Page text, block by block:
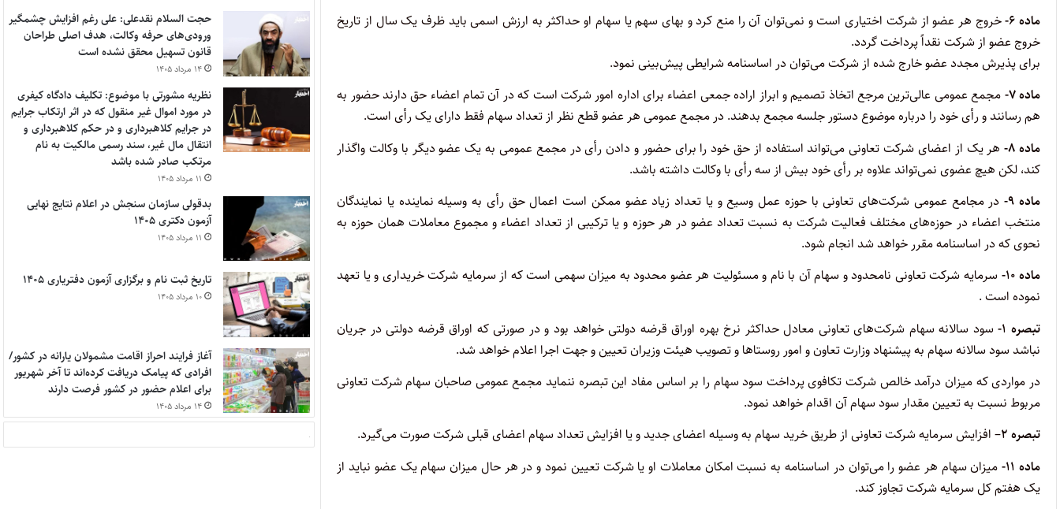
ماده ۶-
خروج هر عضو از شرکت اختیاری است و نمی‌توان آن را منع کرد و بهای سهم یا سهام او حداکثر به ارزش اسمی باید ظرف یک سال از ‌تاریخ
خروج عضو از شرکت نقداً پرداخت گردد.
‌برای پذیرش مجدد عضو خارج شده از شرکت می‌توان در اساسنامه شرایطی پیش‌بینی نمود.
ماده ۷-
مجمع عمومی عالی‌ترین مرجع اتخاذ تصمیم و ابراز اراده جمعی اعضاء برای اداره امور شرکت است که در آن تمام اعضاء حق دارند حضور‌ به
هم رسانند و رأی خود را درباره موضوع دستور جلسه مجمع بدهند. در مجمع عمومی هر عضو قطع نظر از تعداد سهام فقط دارای یک رأی است.
ماده ۸-
هر یک از اعضای شرکت تعاونی می‌تواند استفاده از حق خود را برای حضور و دادن رأی در مجمع عمومی به یک عضو دیگر با وکالت ‌واگذار
کند، لکن هیچ عضوی نمی‌تواند علاوه بر رأی خود بیش از سه رأی با وکالت داشته باشد.
‌ماده ۹-
در مجامع عمومی شرکت‌های تعاونی با حوزه عمل وسیع و یا تعداد زیاد عضو ممکن است اعمال حق رأی به وسیله نماینده یا نمایندگان
‌منتخب اعضاء در حوزه‌‌های مختلف فعالیت شرکت به نسبت تعداد عضو در هر حوزه و یا ترکیبی از تعداد اعضاء و مجموع معاملات همان حوزه به
نحوی که در اساسنامه مقرر خواهد شد انجام شود.
ماده ۱۰-
سرمایه شرکت تعاونی نامحدود و سهام آن با نام و مسئولیت هر عضو محدود به میزان سهمی است که از سرمایه شرکت خریداری و یا‌ تعهد
نموده است .
تبصره ۱-
سود سالانه سهام شرکت‌های تعاونی معادل حداکثر نرخ بهره اوراق قرضه دولتی خواهد بود و در صورتی که اوراق قرضه دولتی در جریان
‌نباشد سود سالانه سهام به پیشنهاد وزارت تعاون و امور روستاها و تصویب هیئت وزیران تعیین و جهت اجرا اعلام خواهد شد. ‌
در مواردی که میزان درآمد خالص شرکت تکافوی پرداخت سود سهام را بر اساس مفاد این تبصره ننماید مجمع عمومی صاحبان سهام شرکت تعاونی‌
مربوط نسبت به تعیین مقدار سود سهام آن اقدام خواهد نمود.
تبصره ۲ – افزایش سرمایه شرکت تعاونی از طریق خرید سهام به وسیله اعضای جدید و یا افزایش تعداد سهام اعضای قبلی شرکت صورت می‌گیرد.
ماده ۱۱-
میزان سهام هر عضو را می‌توان در اساسنامه به نسبت امکان معاملات او یا شرکت تعیین نمود و در هر حال میزان سهام یک عضو نباید از
‌یک هفتم کل سرمایه شرکت تجاوز کند.
حجت السلام نقدعلی: علی رغم افزایش چشمگیر
ورودی‌های حرفه وکالت، هدف اصلی طراحان
قانون تسهیل محقق نشده است
۱۴ مرداد ۱۴۰۵
نظریه مشورتی با موضوع: تکلیف دادگاه کیفری
در مورد اموال غیر منقول که در اثر ارتکاب جرایم
در جرایم کلاهبرداری و در حکم کلاهبرداری و
انتقال مال غیر، سند رسمی مالکیت به نام
مرتکب صادر شده باشد
۱۱ مرداد ۱۴۰۵
بدقولی سازمان سنجش در اعلام نتایج نهایی
آزمون دکتری ۱۴۰۵
۱۱ مرداد ۱۴۰۵
تاریخ ثبت نام و برگزاری آزمون دفتریاری ۱۴۰۵
۱۰ مرداد ۱۴۰۵
آغاز فرایند احراز اقامت مشمولان یارانه در کشور/
افرادی که پیامک دریافت کرده‌اند تا آخر شهریور
برای اعلام حضور در کشور فرصت دارند
۱۴ مرداد ۱۴۰۵